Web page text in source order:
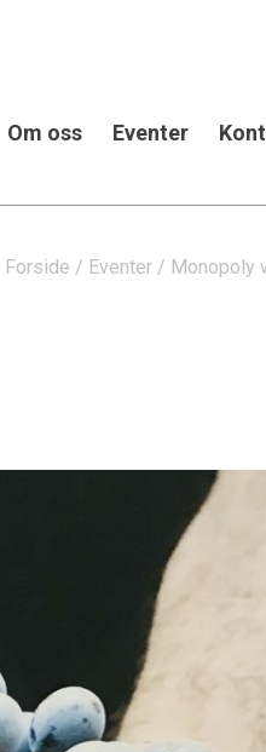
Om oss Eventer
Forside / Eventer / Monopoly